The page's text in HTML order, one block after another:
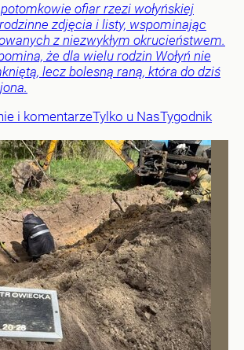
ofiar rzezi wołyńskiej
zdjęcia i listy, wspominając
z niezwykłym okrucieństwem.
że dla wielu rodzin Wołyń nie
lecz bolesną raną, która do dziś
i komentarzeTylko u NasTygodnik